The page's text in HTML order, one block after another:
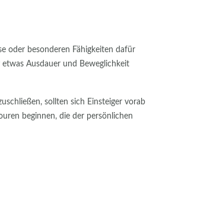
oder besonderen Fähigkeiten dafür
Ausdauer und Beweglichkeit
sollten sich Einsteiger vorab
beginnen, die der persönlichen